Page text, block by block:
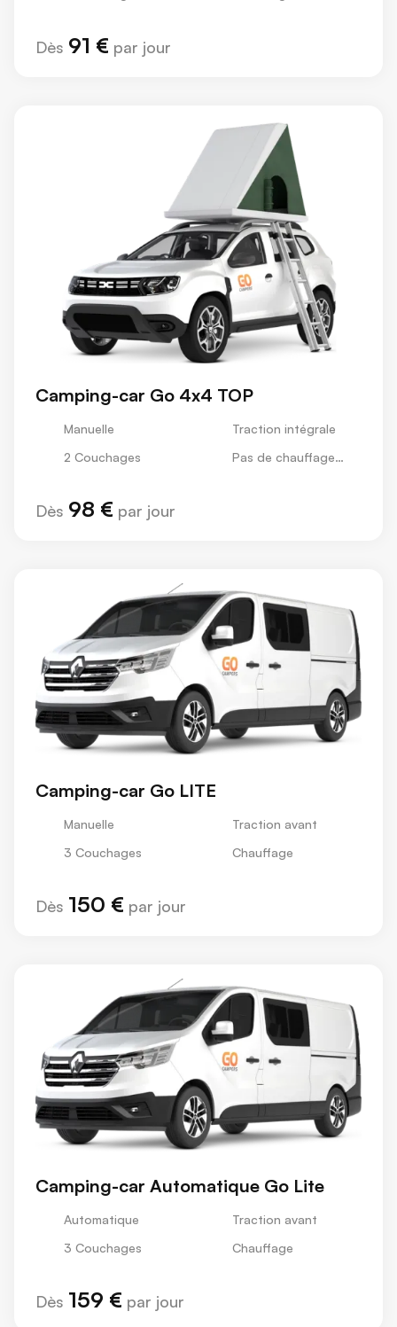
Dès 91 € par jour
Camping-car Go 4x4 TOP
Manuelle
Traction intégrale
2 Couchages
Pas de chauffage
Dès 98 € par jour
Camping-car Go LITE
Manuelle
Traction avant
3 Couchages
Chauffage
Dès 150 € par jour
Camping-car Automatique Go Lite
Automatique
Traction avant
3 Couchages
Chauffage
Dès 159 € par jour